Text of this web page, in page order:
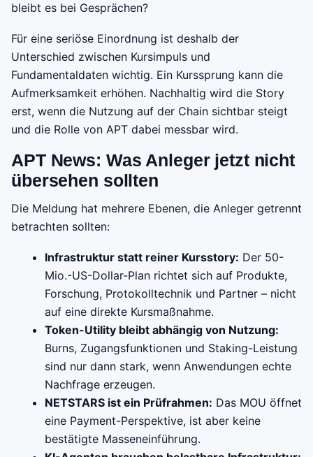
bleibt es bei Gesprächen?
Für eine seriöse Einordnung ist deshalb der
Unterschied zwischen Kursimpuls und
Fundamentaldaten wichtig. Ein Kurssprung kann die
Aufmerksamkeit erhöhen. Nachhaltig wird die Story
erst, wenn die Nutzung auf der Chain sichtbar steigt
und die Rolle von APT dabei messbar wird.
APT News: Was Anleger jetzt nicht
übersehen sollten
Die Meldung hat mehrere Ebenen, die Anleger getrennt
betrachten sollten:
Infrastruktur statt reiner Kursstory: Der 50-
Mio.-US-Dollar-Plan richtet sich auf Produkte,
Forschung, Protokolltechnik und Partner – nicht
auf eine direkte Kursmaßnahme.
Token-Utility bleibt abhängig von Nutzung:
Burns, Zugangsfunktionen und Staking-Leistung
sind nur dann stark, wenn Anwendungen echte
Nachfrage erzeugen.
NETSTARS ist ein Prüfrahmen: Das MOU öffnet
eine Payment-Perspektive, ist aber keine
bestätigte Masseneinführung.